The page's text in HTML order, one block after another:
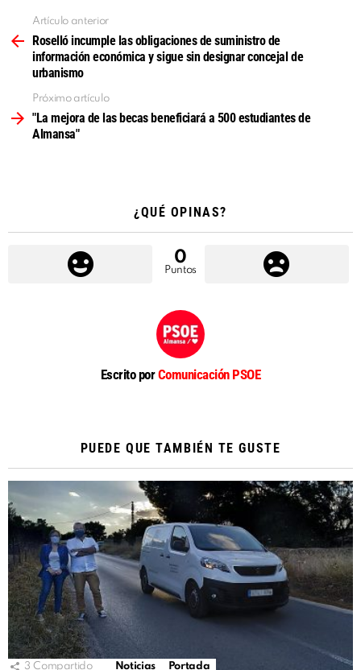
más
Artículo anterior
Roselló incumple las obligaciones de suministro de
información económica y sigue sin designar concejal de
urbanismo
Próximo artículo
"La mejora de las becas beneficiará a 500 estudiantes de
Almansa"
¿QUÉ OPINAS?
0
Puntos
Escrito porComunicación PSOE
PUEDE QUE TAMBIÉN TE GUSTE
3 Compartido Noticias Portada